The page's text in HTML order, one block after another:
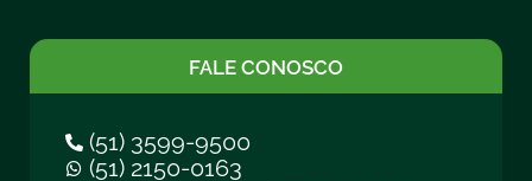
FALE CONOSCO
(51) 3599-9500
(51) 2150-0163